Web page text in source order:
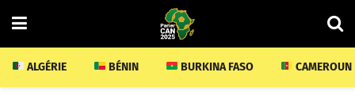
ALGÉRIE BÉNIN BURKINA FASO CAMEROUN